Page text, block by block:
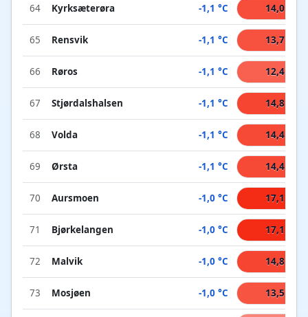
64 Kyrksæterøra -1,1 °C 14,0 °C
65 Rensvik -1,1 °C 13,7 °C
66 Røros -1,1 °C 12,4 °C
67 Stjørdalshalsen -1,1 °C 14,8 °C
68 Volda -1,1 °C 14,4 °C
69 Ørsta -1,1 °C 14,4 °C
70 Aursmoen -1,0 °C 17,1 °C
71 Bjørkelangen -1,0 °C 17,1 °C
72 Malvik -1,0 °C 14,8 °C
73 Mosjøen -1,0 °C 13,5 °C